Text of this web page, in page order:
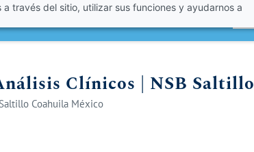
través del sitio, utilizar sus funciones y ayudarnos a
Clínicos | NSB Saltillo
Coahuila México
descuento con el código VERANO 2026!